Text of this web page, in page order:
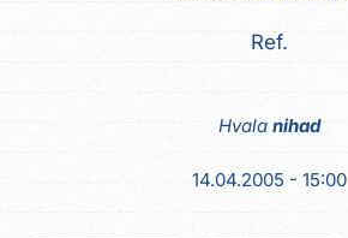
Ref.
Hvala nihad
14.04.2005 - 15:00